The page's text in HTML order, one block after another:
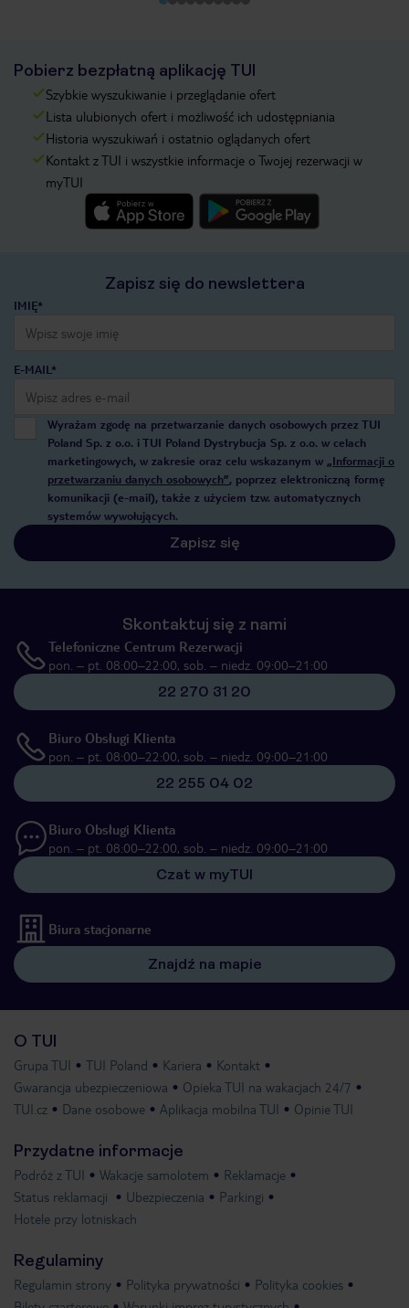
Pobierz bezpłatną aplikację TUI
Szybkie wyszukiwanie i przeglądanie ofert
Lista ulubionych ofert i możliwość ich udostępniania
Historia wyszukiwań i ostatnio oglądanych ofert
Kontakt z TUI i wszystkie informacje o Twojej rezerwacji w
myTUI
Zapisz się do newslettera
IMIĘ*
E-MAIL*
Wyrażam zgodę na przetwarzanie danych osobowych przez TUI
Poland Sp. z o.o. i TUI Poland Dystrybucja Sp. z o.o. w celach
marketingowych, w zakresie oraz celu wskazanym w „Informacji o
przetwarzaniu danych osobowych”, poprzez elektroniczną formę
komunikacji (e-mail), także z użyciem tzw. automatycznych
systemów wywołujących.
Zapisz się
Skontaktuj się z nami
Telefoniczne Centrum Rezerwacji
pon. – pt. 08:00–22:00, sob. – niedz. 09:00–21:00
22 270 31 20
Biuro Obsługi Klienta
pon. – pt. 08:00–22:00, sob. – niedz. 09:00–21:00
22 255 04 02
Biuro Obsługi Klienta
pon. – pt. 08:00–22:00, sob. – niedz. 09:00–21:00
Czat w myTUI
Biura stacjonarne
Znajdź na mapie
O TUI
Grupa TUI TUI Poland Kariera
Kontakt
Gwarancja ubezpieczeniowa
Opieka TUI na wakacjach 24/7
TUI.cz
Dane osobowe Aplikacja mobilna TUI Opinie TUI
Przydatne informacje
Podróż z TUI Wakacje samolotem
Reklamacje
Status reklamacji
Ubezpieczenia
Parkingi
Hotele przy lotniskach
Regulaminy
Regulamin strony Polityka prywatności
Polityka cookies